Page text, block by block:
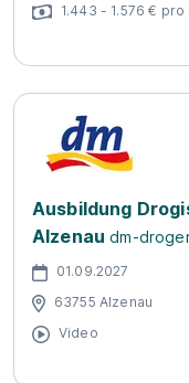
1.443 - 1.576 € pro
Ausbildung
Alzenau dm-
01.09.2027
63755 Alzenau
Video